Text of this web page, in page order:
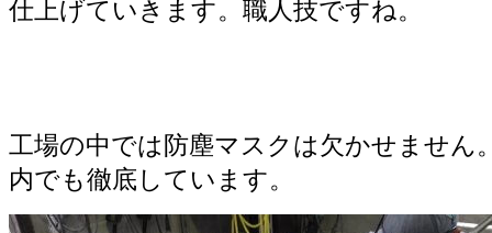
仕上げていきます。職人技ですね。
工場の中では防塵マスクは欠かせません
内でも徹底しています。